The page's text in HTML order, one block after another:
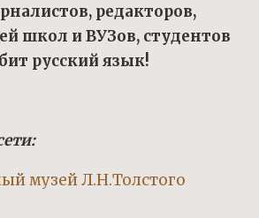
редакторов,
школ и ВУЗов, студентов
русский язык!
музей Л.Н.Толстого